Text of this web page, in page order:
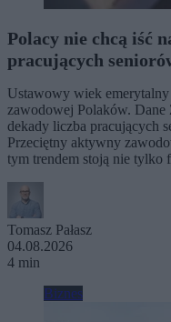
Polacy nie chcą iść
pracujących
Ustawowy wiek
zawodowej Polaków. Dane
dekady liczba pracujących
Przeciętny aktywny
tym trendem stoją nie tylko
Tomasz Pałasz
04.08.2026
4 min
Biznes